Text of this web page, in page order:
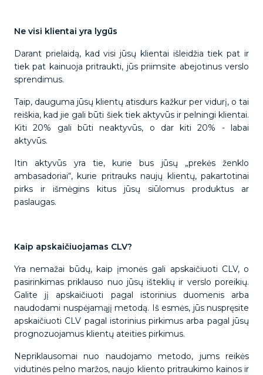
Ne visi klientai yra lygūs
Darant prielaidą, kad visi jūsų klientai išleidžia tiek pat ir
tiek pat kainuoja pritraukti, jūs priimsite abejotinus verslo
sprendimus.
Taip, dauguma jūsų klientų atisdurs kažkur per vidurį, o tai
reiškia, kad jie gali būti šiek tiek aktyvūs ir pelningi klientai.
Kiti 20% gali būti neaktyvūs, o dar kiti 20% - labai
aktyvūs.
Itin aktyvūs yra tie, kurie bus jūsų „prekės ženklo
ambasadoriai“, kurie pritrauks naujų klientų, pakartotinai
pirks ir išmėgins kitus jūsų siūlomus produktus ar
paslaugas.
Kaip apskaičiuojamas CLV?
Yra nemažai būdų, kaip įmonės gali apskaičiuoti CLV, o
pasirinkimas priklauso nuo jūsų išteklių ir verslo poreikių.
Galite jį apskaičiuoti pagal istorinius duomenis arba
naudodami nuspėjamąjį metodą. Iš esmės, jūs nuspręsite
apskaičiuoti CLV pagal istorinius pirkimus arba pagal jūsų
prognozuojamus klientų ateities pirkimus.
Nepriklausomai nuo naudojamo metodo, jums reikės
vidutinės pelno maržos, naujo kliento pritraukimo kainos ir